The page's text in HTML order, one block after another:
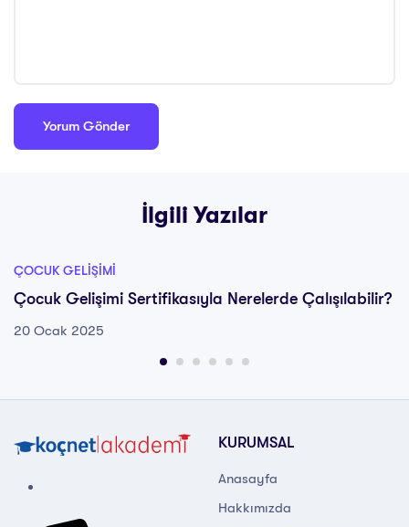
İlgili Yazılar
ÇOCUK GELIŞIMI
Çocuk Gelişimi Sertifikasıyla Nerelerde Çalışılabilir?
20 Ocak 2025
KURUMSAL
Anasayfa
Hakkımızda